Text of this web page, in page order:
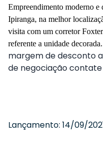
Empreendimento moderno
Ipiranga, na melhor
visita com um corretor
referente a unidade decorada.
margem de desconto
de negociação
Lançamento: 14/09/